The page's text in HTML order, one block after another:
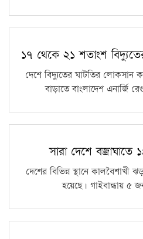
১৭ থেকে ২১ শতাংশ
দেশে বিদ্যুতের ঘাটতির লোকসান
বাড়াতে বাংলাদেশ এনার্জি
সারা দেশে বজ্রাঘাতে
দেশের বিভিন্ন স্থানে
হয়েছে। গাইবান্ধায় ৫